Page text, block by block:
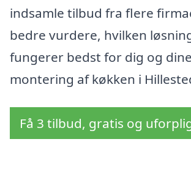
indsamle tilbud fra flere
bedre vurdere, hvilken
fungerer bedst for dig og
montering af køkken i
Få 3 tilbud, gratis og